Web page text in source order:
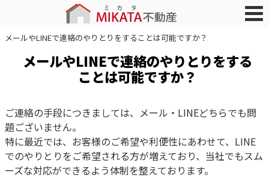
メールやLINEで連絡のやりとりをすることは可能ですか？
メールやLINEで連絡のやりとりをする
ことは可能ですか？
ご連絡の手段につきましては、メール・LINEどちらでも問
題ございません。
特に最近では、お客様のご希望や利便性にあわせて、LINE
でのやりとりをご希望される方が増えており、当社でもスム
ーズな対応ができるよう体制を整えております。